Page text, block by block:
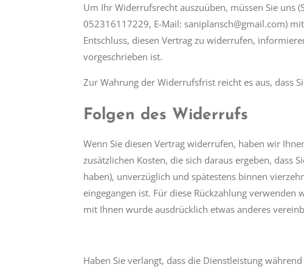
Um Ihr Widerrufsrecht auszuüben, müssen Sie uns
052316117229, E-Mail: saniplansch@gmail.com)
Entschluss, diesen Vertrag zu widerrufen,
vorgeschrieben ist.
Zur Wahrung der Widerrufsfrist reicht es aus, dass
Folgen des Widerrufs
Wenn Sie diesen Vertrag widerrufen, haben wir
zusätzlichen Kosten, die sich daraus ergeben, dass
haben), unverzüglich und spätestens binnen
eingegangen ist. Für diese Rückzahlung
mit Ihnen wurde ausdrücklich etwas anderes
Haben Sie verlangt, dass die Dienstleistung